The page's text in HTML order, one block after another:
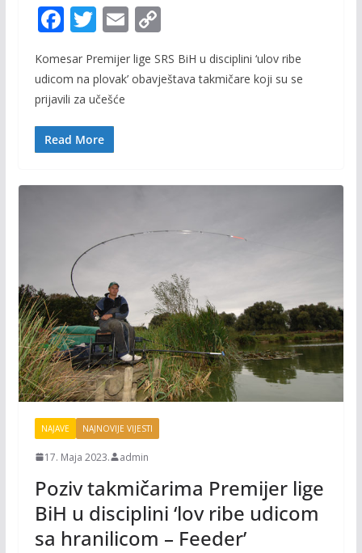
F
e
b
o
o
T
itt
er
E
m
ai
C
p
Komesar Premijer lige SRS BiH u disciplini ‘ulov ribe
udicom na plovak’ obavještava takmičare koji su se
prijavili za učešće
Read More
NAJAVE NAJNOVIJE VIJESTI
17. Maja 2023. admin
Poziv takmičarima Premijer lige
BiH u disciplini ‘lov ribe udicom
sa hranilicom – Feeder’